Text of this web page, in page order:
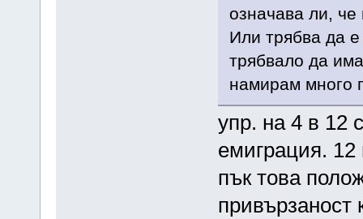
означава ли,
Или трябва да
трябвало да
намирам много
упр. на 4 в 12
емиграция.
пък това
привързаност